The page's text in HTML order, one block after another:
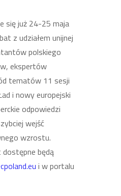
się już 24-25 maja
z udziałem unijnej
polskiego
ekspertów
tematów 11 sesji
i nowy europejski
odpowiedzi
wejść
wzrostu.
dostępne będą
i w portalu